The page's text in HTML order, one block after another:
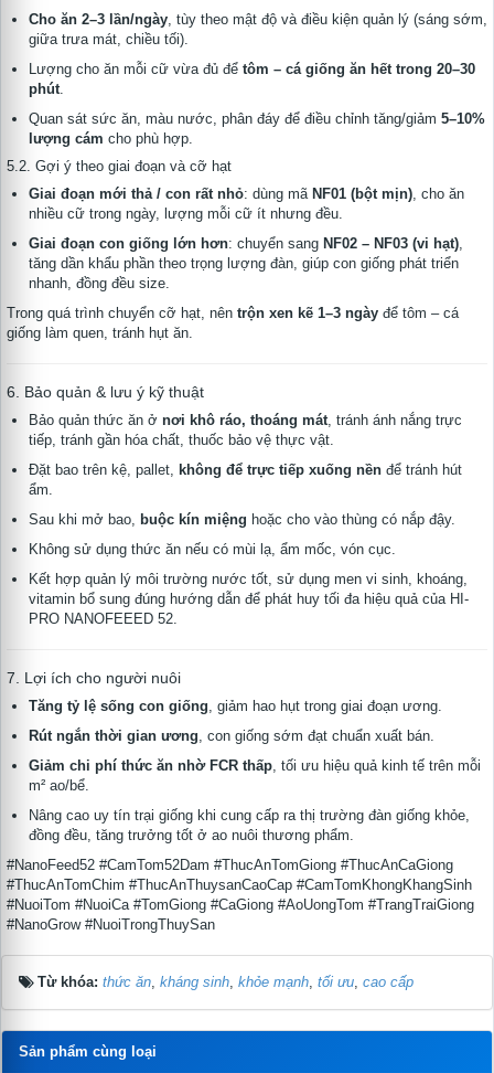
Cho ăn 2–3 lần/ngày, tùy theo mật độ và điều kiện quản lý (sáng sớm,
giữa trưa mát, chiều tối).
Lượng cho ăn mỗi cữ vừa đủ để tôm – cá giống ăn hết trong 20–30
phút.
Quan sát sức ăn, màu nước, phân đáy để điều chỉnh tăng/giảm 5–10%
lượng cám cho phù hợp.
5.2. Gợi ý theo giai đoạn và cỡ hạt
Giai đoạn mới thả / con rất nhỏ: dùng mã NF01 (bột mịn), cho ăn
nhiều cữ trong ngày, lượng mỗi cữ ít nhưng đều.
Giai đoạn con giống lớn hơn: chuyển sang NF02 – NF03 (vi hạt),
tăng dần khẩu phần theo trọng lượng đàn, giúp con giống phát triển
nhanh, đồng đều size.
Trong quá trình chuyển cỡ hạt, nên trộn xen kẽ 1–3 ngày để tôm – cá
giống làm quen, tránh hụt ăn.
6. Bảo quản & lưu ý kỹ thuật
Bảo quản thức ăn ở nơi khô ráo, thoáng mát, tránh ánh nắng trực
tiếp, tránh gần hóa chất, thuốc bảo vệ thực vật.
Đặt bao trên kệ, pallet, không để trực tiếp xuống nền để tránh hút
ẩm.
Sau khi mở bao, buộc kín miệng hoặc cho vào thùng có nắp đậy.
Không sử dụng thức ăn nếu có mùi lạ, ẩm mốc, vón cục.
Kết hợp quản lý môi trường nước tốt, sử dụng men vi sinh, khoáng,
vitamin bổ sung đúng hướng dẫn để phát huy tối đa hiệu quả của HI-
PRO NANOFEEED 52.
7. Lợi ích cho người nuôi
Tăng tỷ lệ sống con giống, giảm hao hụt trong giai đoạn ương.
Rút ngắn thời gian ương, con giống sớm đạt chuẩn xuất bán.
Giảm chi phí thức ăn nhờ FCR thấp, tối ưu hiệu quả kinh tế trên mỗi
m² ao/bể.
Nâng cao uy tín trại giống khi cung cấp ra thị trường đàn giống khỏe,
đồng đều, tăng trưởng tốt ở ao nuôi thương phẩm.
#NanoFeed52 #CamTom52Dam #ThucAnTomGiong #ThucAnCaGiong
#ThucAnTomChim #ThucAnThuysanCaoCap #CamTomKhongKhangSinh
#NuoiTom #NuoiCa #TomGiong #CaGiong #AoUongTom #TrangTraiGiong
#NanoGrow #NuoiTrongThuySan
Từ khóa: thức ăn, kháng sinh, khỏe mạnh, tối ưu, cao cấp
Sản phẩm cùng loại